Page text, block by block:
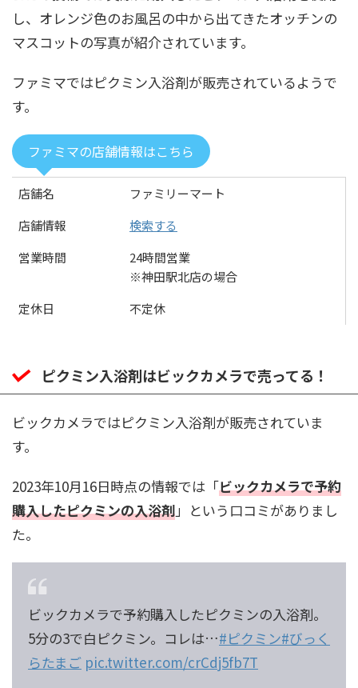
し、オレンジ色のお風呂の中から出てきたオッチンの
マスコットの写真が紹介されています。
ファミマではピクミン入浴剤が販売されているようで
す。
ファミマの店舗情報はこちら
店舗名
ファミリーマート
店舗情報
検索する
営業時間
24時間営業
※神田駅北店の場合
定休日
不定休
ピクミン入浴剤はビックカメラで売ってる！
ビックカメラではピクミン入浴剤が販売されていま
す。
2023年10月16日時点の情報では「ビックカメラで予約
購入したピクミンの入浴剤」という口コミがありまし
た。
ビックカメラで予約購入したピクミンの入浴剤。
5分の3で白ピクミン。コレは…#ピクミン#びっく
らたまご pic.twitter.com/crCdj5fb7T